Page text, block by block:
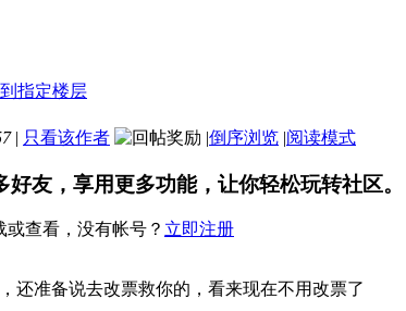
| 只看该作者 |倒序浏览 |阅读模式
友，享用更多功能，让你轻松玩转社区。
或查看，没有帐号？ 立即注册
还准备说去改票救你的，看来现在不用改票了